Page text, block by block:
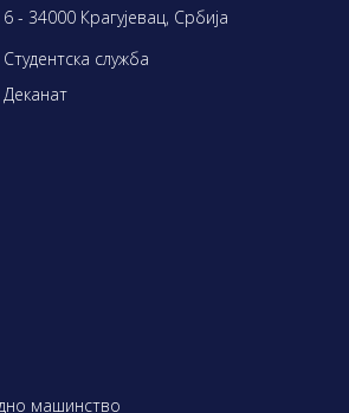
- 34000 Крагујевац, Србија
служба
машинство